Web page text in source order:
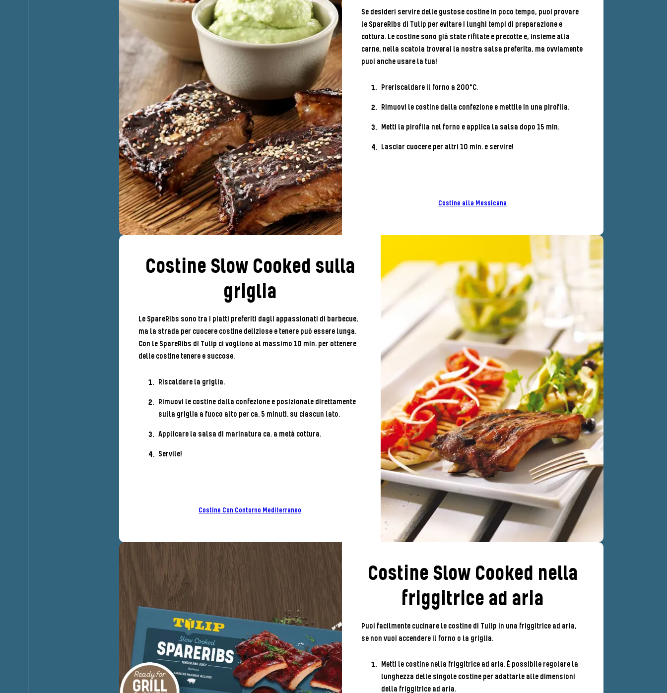
Se desideri servire delle gustose costine in poco tempo, puoi provare
le SpareRibs di Tulip per evitare i lunghi tempi di preparazione e
cottura. Le costine sono già state rifilate e precotte e, insieme alla
carne, nella scatola troverai la nostra salsa preferita, ma ovviamente
puoi anche usare la tua!
Preriscaldare il forno a 200°C.
Rimuovi le costine dalla confezione e mettile in una pirofila.
Metti la pirofila nel forno e applica la salsa dopo 15 min.
Lasciar cuocere per altri 10 min. e servire!
Costine alla Messicana
Costine Slow Cooked sulla
griglia
Le SpareRibs sono tra i piatti preferiti dagli appassionati di barbecue,
ma la strada per cuocere costine deliziose e tenere può essere lunga.
Con le SpareRibs di Tulip ci vogliono al massimo 10 min. per ottenere
delle costine tenere e succose.
Riscaldare la griglia.
Rimuovi le costine dalla confezione e posizionale direttamente
sulla griglia a fuoco alto per ca. 5 minuti. su ciascun lato.
Applicare la salsa di marinatura ca. a metà cottura.
Servile!
Costine Con Contorno Mediterraneo
Costine Slow Cooked nella
friggitrice ad aria
Puoi facilmente cucinare le costine di Tulip in una friggitrice ad aria,
se non vuoi accendere il forno o la griglia.
Metti le costine nella friggitrice ad aria. È possibile regolare la
lunghezza delle singole costine per adattarle alle dimensioni
della friggitrice ad aria.